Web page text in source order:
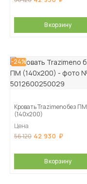
В корзину
-24%
Кровать Trazimeno без ПМ
(140х200)
Цена
56 120 42 930
В корзину